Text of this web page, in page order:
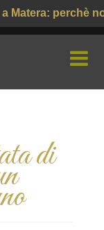
Matera: perchè
di